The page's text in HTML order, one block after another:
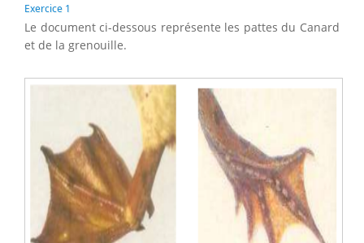
Exercice 1
Le document ci-dessous représente les pattes du Canard
et de la grenouille.